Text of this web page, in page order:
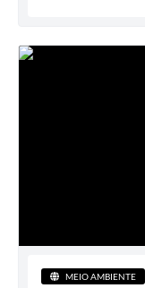
MEIO AMBIENTE